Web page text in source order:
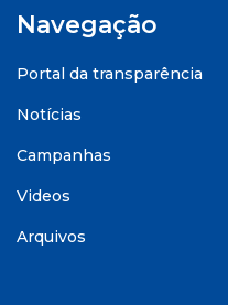
Navegação
Portal da transparência
Notícias
Campanhas
Videos
Arquivos